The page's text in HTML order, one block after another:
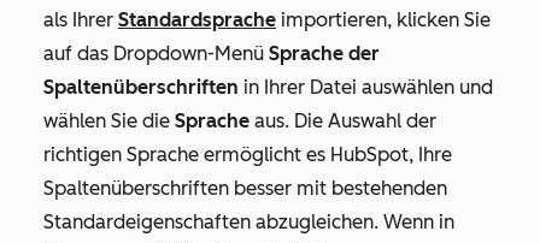
als Ihrer Standardsprache importieren, klicken Sie
auf das Dropdown-Menü Sprache der
Spaltenüberschriften in Ihrer Datei auswählen und
wählen Sie die Sprache aus. Die Auswahl der
richtigen Sprache ermöglicht es HubSpot, Ihre
Spaltenüberschriften besser mit bestehenden
Standardeigenschaften abzugleichen. Wenn in